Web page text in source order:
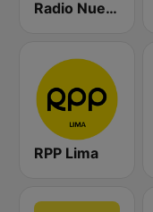
Radio Nueva Q
RPP Lima